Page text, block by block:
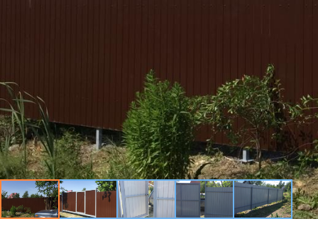
Доборные элементы
Крепеж